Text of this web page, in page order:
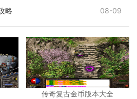
略
08-09
传奇复古金币版本大全